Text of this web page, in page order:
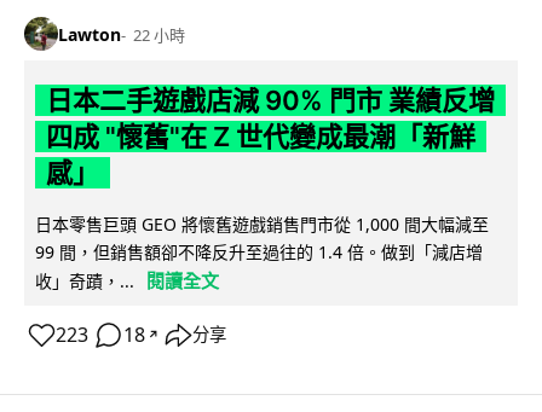
Lawton 22 小時
日本二手遊戲店減 90% 門市 業績反增
四成 "懷舊"在 Z 世代變成最潮「新鮮
感」
日本零售巨頭 GEO 將懷舊遊戲銷售門市從 1,000 間大幅減至
99 間，但銷售額卻不降反升至過往的 1.4 倍。做到「減店增
收」奇蹟，...
閱讀全文
223 18 ↗ 分享